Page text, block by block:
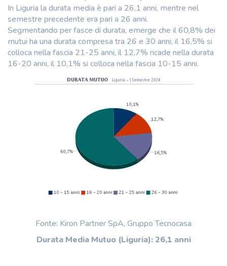
In Liguria la durata media è pari a 26,1 anni, mentre nel
semestre precedente era pari a 26 anni.
Segmentando per fasce di durata, emerge che il 60,8% dei
mutui ha una durata compresa tra 26 e 30 anni, il 16,5% si
colloca nella fascia 21-25 anni, il 12,7% ricade nella durata
16-20 anni, il 10,1% si colloca nella fascia 10-15 anni.
Fonte: Kiron Partner SpA, Gruppo Tecnocasa
Durata Media Mutuo (Liguria): 26,1 anni